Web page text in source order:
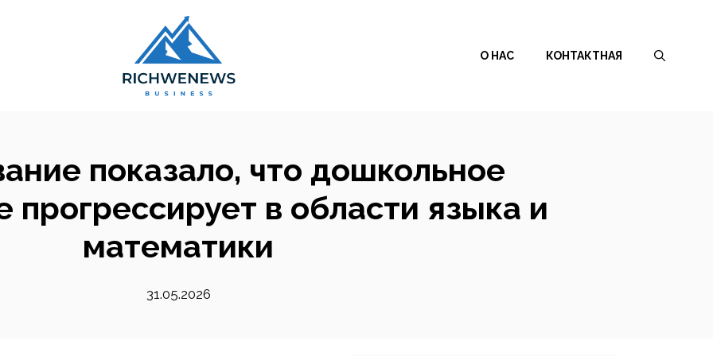
О НАС КОНТАКТНАЯ
показало, что дошкольное
прогрессирует в области языка и
математики
31.05.2026